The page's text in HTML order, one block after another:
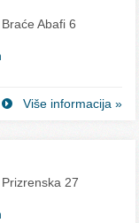
Abafi 6
Više informacija »
27